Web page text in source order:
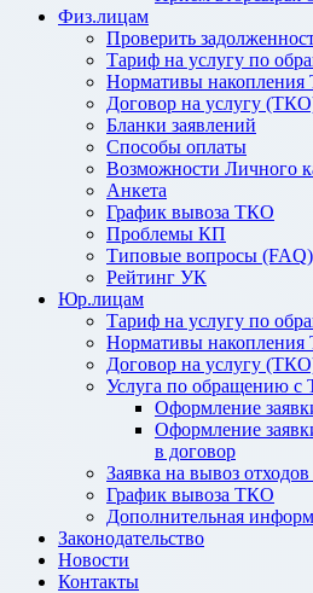
Физ.лицам
Проверить
Тариф на услугу по
Нормативы
Договор на услугу
Бланки заявлений
Способы оплаты
Возможности Личного
Анкета
График вывоза ТКО
Проблемы КП
Типовые вопросы (FAQ)
Рейтинг УК
Юр.лицам
Тариф на услугу по
Нормативы
Договор на услугу
Услуга по обращению
Оформление
Оформление
в договор
Заявка на вывоз
График вывоза ТКО
Дополнительная
Законодательство
Новости
Контакты